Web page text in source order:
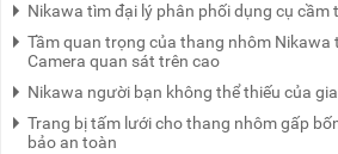
Nikawa tìm đại lý phân phối dụng cụ cầm
Tầm quan trọng của thang nhôm Nikawa
Camera quan sát trên cao
Nikawa người bạn không thể thiếu của
Trang bị tấm lưới cho thang nhôm gấp
bảo an toàn